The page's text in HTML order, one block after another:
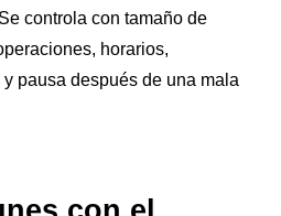
controla con tamaño de
horarios,
pausa después de una mala